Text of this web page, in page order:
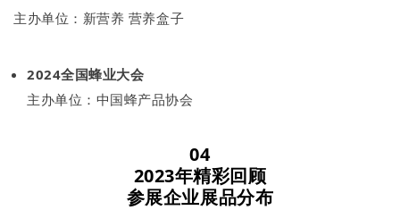
主办单位：新营养 营养盒子
2024全国蜂业大会
主办单位：中国蜂产品协会
04
2023年精彩回顾
参展企业展品分布